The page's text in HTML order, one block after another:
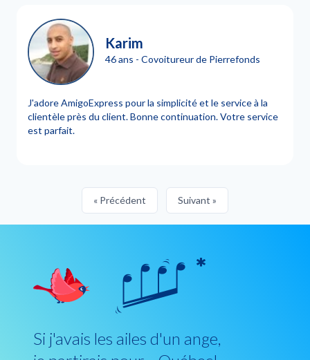
Karim
46 ans - Covoitureur de Pierrefonds
J'adore AmigoExpress pour la simplicité et le service à la
clientèle près du client. Bonne continuation. Votre service
est parfait.
« Précédent Suivant »
Si j'avais les ailes d'un ange,